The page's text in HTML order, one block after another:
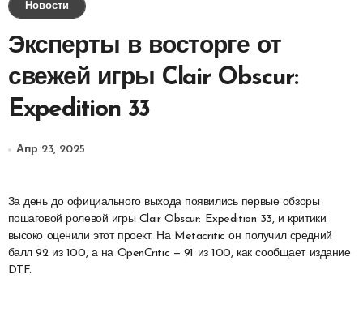
Новости
Эксперты в восторге от
свежей игры Clair Obscur:
Expedition 33
Апр 23, 2025
За день до официального выхода появились первые обзоры
пошаговой ролевой игры Clair Obscur: Expedition 33, и критики
высоко оценили этот проект. На Metacritic он получил средний
балл 92 из 100, а на OpenCritic — 91 из 100, как сообщает издание
DTF.